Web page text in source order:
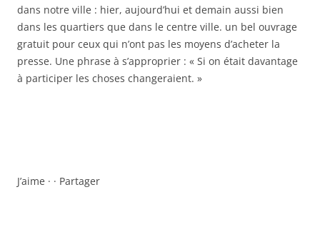
dans notre ville : hier, aujourd’hui et demain aussi bien
dans les quartiers que dans le centre ville. un bel ouvrage
gratuit pour ceux qui n’ont pas les moyens d’acheter la
presse. Une phrase à s’approprier : « Si on était davantage
à participer les choses changeraient. »
J’aime · · Partager